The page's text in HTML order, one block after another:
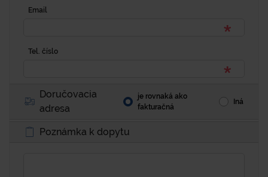
Email
Tel. číslo
Doručovacia
adresa
je rovnaká ako
fakturačná
Iná
Poznámka k dopytu